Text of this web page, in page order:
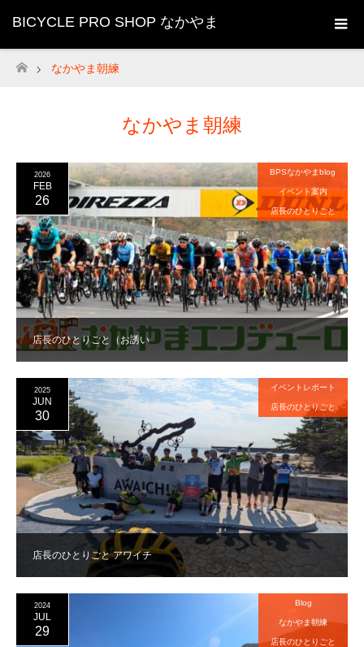
BICYCLE PRO SHOP なかやま
ホーム
なかやま朝練
なかやま朝練
店長のひとりごと（お誘い
2026
FEB
26
BPSなかやまblog
イベント案内
店長のひとりごと
店長のひとりごと アワイチ
2025
JUN
30
イベントレポート
店長のひとりごと
2024
JUL
29
Blog
なかやま朝練
店長のひとりごと